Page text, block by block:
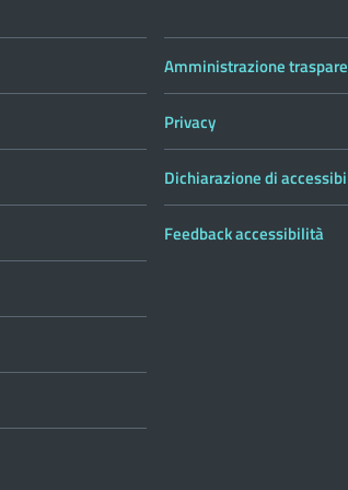
Amministrazione
Privacy
Dichiarazione di
Feedback accessibilità